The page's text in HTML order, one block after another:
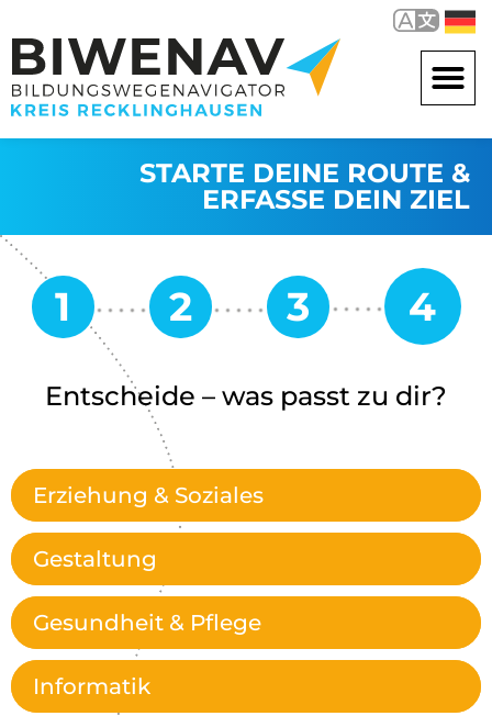
STARTE DEINE ROUTE &
ERFASSE DEIN ZIEL
Entscheide – was passt zu dir?
Erziehung & Soziales
Gestaltung
Gesundheit & Pflege
Informatik